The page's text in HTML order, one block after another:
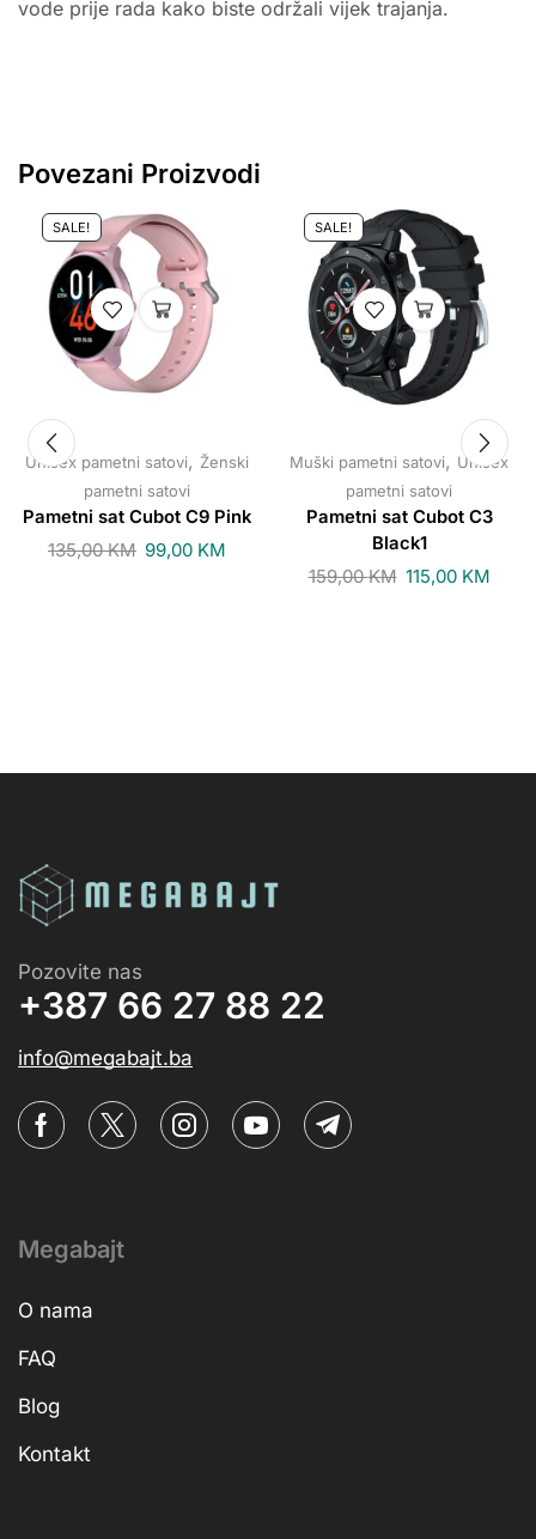
vode prije rada kako biste održali vijek trajanja.
Povezani Proizvodi
SALE!
Unisex pametni satovi, Ženski
pametni satovi
Pametni sat Cubot C9 Pink
135,00KM 99,00 KM
SALE!
Muški pametni satovi, Unisex
pametni satovi
Pametni sat Cubot C3
Black1
159,00KM 115,00 KM
Pozovite nas
+387 66 27 88 22
info@megabajt.ba
Megabajt
O nama
FAQ
Blog
Kontakt